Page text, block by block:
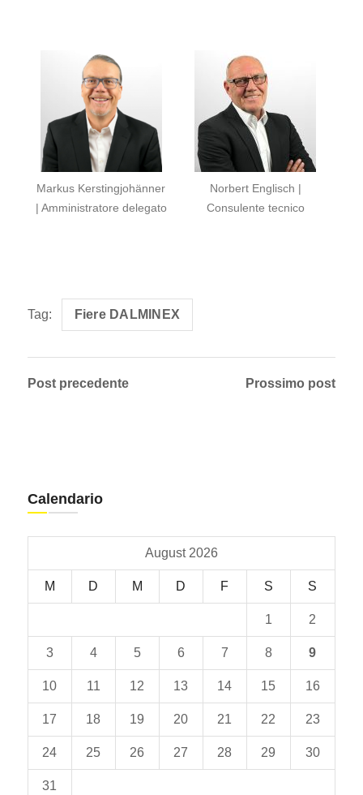
Markus Kerstingjohänner
| Amministratore delegato
Norbert Englisch |
Consulente tecnico
Tag: Fiere DALMINEX
Post precedente Prossimo post
Calendario
August 2026
M D M D F S S
1 2
3 4 5 6 7 8 9
10 11 12 13 14 15 16
17 18 19 20 21 22 23
24 25 26 27 28 29 30
31